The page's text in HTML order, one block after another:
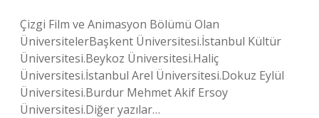
Çizgi Film ve Animasyon Bölümü Olan
ÜniversitelerBaşkent Üniversitesi.İstanbul Kültür
Üniversitesi.Beykoz Üniversitesi.Haliç
Üniversitesi.İstanbul Arel Üniversitesi.Dokuz Eylül
Üniversitesi.Burdur Mehmet Akif Ersoy
Üniversitesi.Diğer yazılar…